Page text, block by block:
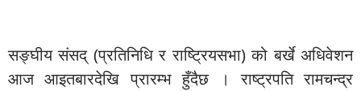
सङ्घीय संसद् (प्रतिनिधि र राष्ट्रियसभा) को बर्खे अधिवेशन
आज आइतबारदेखि प्रारम्भ हुँदैछ । राष्ट्रपति रामचन्द्र